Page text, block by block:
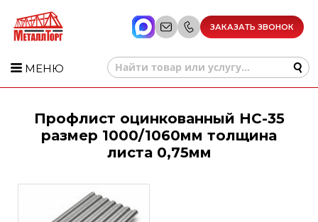
ЗАКАЗАТЬ ЗВОНОК
МЕНЮ
Профлист оцинкованный НС-35
размер 1000/1060мм толщина
листа 0,75мм